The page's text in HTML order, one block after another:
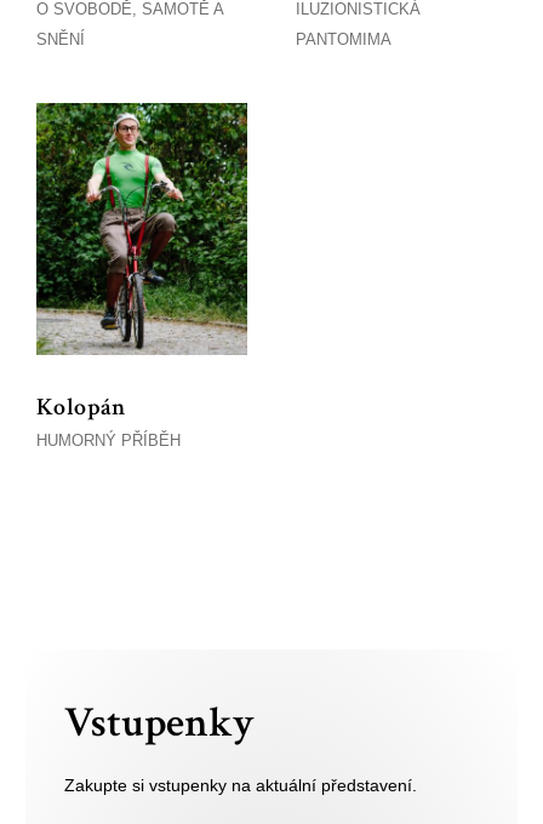
O SVOBODĚ, SAMOTĚ A
SNĚNÍ
ILUZIONISTICKÁ
PANTOMIMA
Kolopán
HUMORNÝ PŘÍBĚH
Vstupenky
Zakupte si vstupenky na aktuální představení.